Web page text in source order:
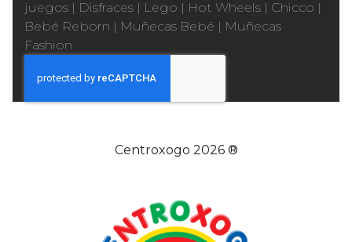
juegos | Disfraces | Lego | Hot Wheels | Chicco |
Bebé Reborn | Muñecas Bebé | Muñecas
Fashion
Centroxogo 2026 ®